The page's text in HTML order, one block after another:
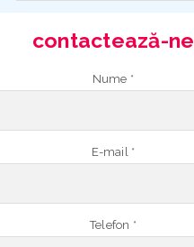
contactează-ne
Nume *
E-mail *
Telefon *